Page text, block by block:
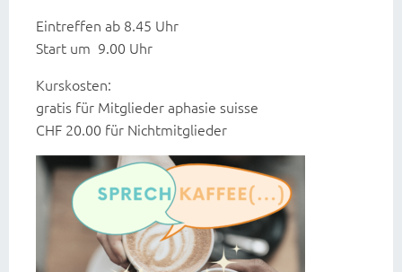
Eintreffen ab 8.45 Uhr
Start um 9.00 Uhr
Kurskosten:
gratis für Mitglieder aphasie suisse
CHF 20.00 für Nichtmitglieder